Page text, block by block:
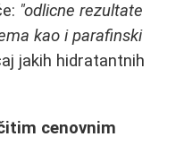
"odlicne rezultate
kao i parafinski
jakih hidratantnih
cenovnim